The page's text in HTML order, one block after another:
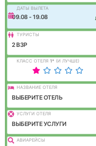
ДАТЫ ВЫЛЕТА
09.08 - 19.08
ТУРИСТЫ
2 ВЗР
КЛАСС ОТЕЛЯ 1* (И ЛУЧШЕ)
НАЗВАНИЕ ОТЕЛЯ
ВЫБЕРИТЕ ОТЕЛЬ
УСЛУГИ ОТЕЛЯ
ВЫБЕРИТЕ УСЛУГИ
АВИАРЕЙСЫ